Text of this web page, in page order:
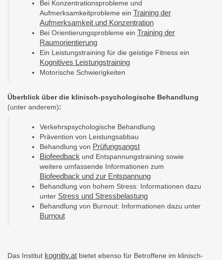
Bei Konzentrationsprobleme und
Aufmerksamkeitprobleme ein Training der
Aufmerksamkeit und Konzentration
Bei Orientierungsprobleme ein Training der
Raumorientierung
Ein Leistungstraining für die geistige Fitness ein
Kognitives Leistungstraining
Motorische Schwierigkeiten
Überblick über die klinisch-psychologische Behandlung
(unter anderem):
Verkehrspsychologische Behandlung
Prävention von Leistungsabbau
Behandlung von Prüfungsangst
Biofeedback und Entspannungstraining sowie
weitere umfassende Informationen zum
Biofeedback und zur Entspannung
Behandlung von hohem Stress: Informationen dazu
unter Stress und Stressbelastung
Behandlung von Burnout: Informationen dazu unter
Burnout
Das Institut kognitiv.at bietet ebenso für Betroffene im klinisch-